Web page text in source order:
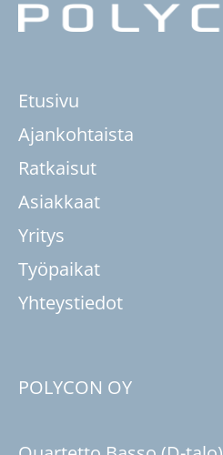
Etusivu
Ajankohtaista
Ratkaisut
Asiakkaat
Yritys
Työpaikat
Yhteystiedot
POLYCON OY